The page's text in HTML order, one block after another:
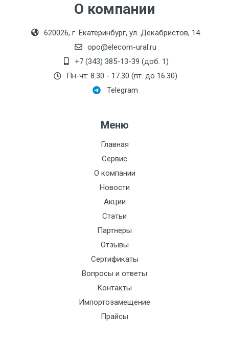
О компании
620026, г. Екатеринбург, ул. Декабристов, 14
opo@elecom-ural.ru
+7 (343) 385-13-39 (доб. 1)
Пн-чт: 8.30 - 17.30 (пт. до 16.30)
Telegram
Меню
Главная
Сервис
О компании
Новости
Акции
Статьи
Партнеры
Отзывы
Сертификаты
Вопросы и ответы
Контакты
Импортозамещение
Прайсы